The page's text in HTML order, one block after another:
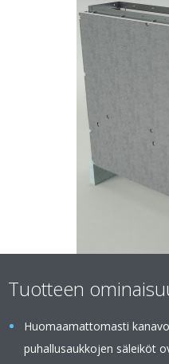
Tuotteen
Huomaamattomasti
puhallusaukkojen säleiköt